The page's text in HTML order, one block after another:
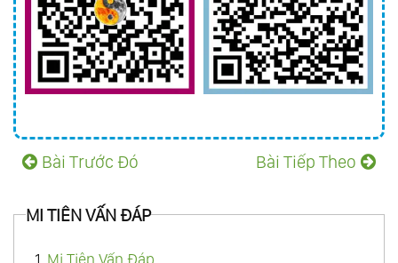
Bài Trước Đó Bài Tiếp Theo
MI TIÊN VẤN ÐÁP
1. Mi Tiên Vấn Đáp